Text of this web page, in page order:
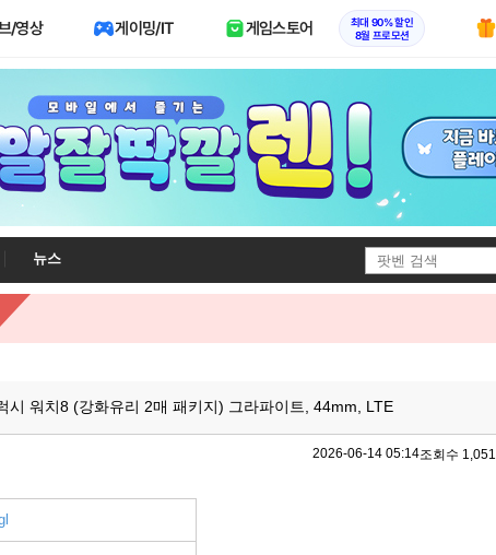
/영상 게이밍/IT 게임스토어
최대 90% 할인
8월 프로모션
뉴스
시 워치8 (강화유리 2매 패키지) 그라파이트, 44mm, LTE
2026-06-14 05:14조회수 1,051